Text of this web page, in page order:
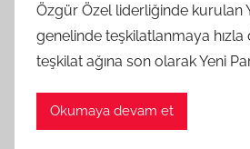
Özgür Özel liderliğinde kurulan
genelinde teşkilatlanmaya
teşkilat ağına son olarak Yeni
Okumaya devam et